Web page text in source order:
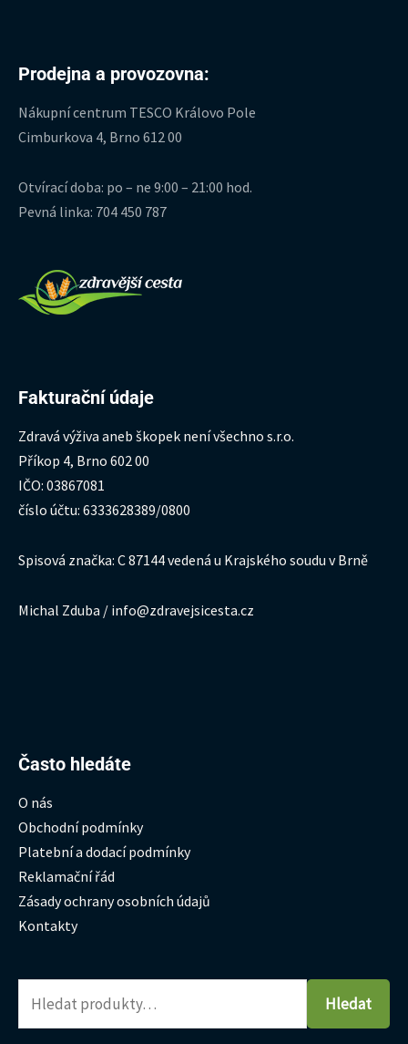
Prodejna a provozovna:
Nákupní centrum TESCO Královo Pole
Cimburkova 4, Brno 612 00
Otvírací doba: po – ne 9:00 – 21:00 hod.
Pevná linka: 704 450 787
Fakturační údaje
Zdravá výživa aneb škopek není všechno s.r.o.
Příkop 4, Brno 602 00
IČO: 03867081
číslo účtu: 6333628389/0800
Spisová značka: C 87144 vedená u Krajského soudu v Brně
Michal Zduba / info@zdravejsicesta.cz
Často hledáte
O nás
Obchodní podmínky
Platební a dodací podmínky
Reklamační řád
Zásady ochrany osobních údajů
Kontakty
Hledat:
Hledat